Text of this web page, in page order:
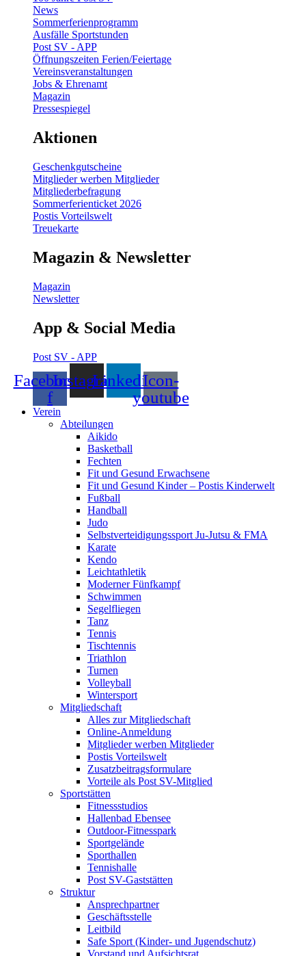
News
Sommerferienprogramm
Ausfälle Sportstunden
Post SV - APP
Öffnungszeiten Ferien/Feiertage
Vereinsveranstaltungen
Jobs & Ehrenamt
Magazin
Pressespiegel
Aktionen
Geschenkgutscheine
Mitglieder werben Mitglieder
Mitgliederbefragung
Sommerferienticket 2026
Postis Vorteilswelt
Treuekarte
Magazin & Newsletter
Magazin
Newsletter
App & Social Media
Post SV - APP
Facebook-
f
InstagramLinkedinIcon-
youtube
Verein
Abteilungen
Aikido
Basketball
Fechten
Fit und Gesund Erwachsene
Fit und Gesund Kinder – Postis Kinderwelt
Fußball
Handball
Judo
Selbstverteidigungssport Ju-Jutsu & FMA
Karate
Kendo
Leichtathletik
Moderner Fünfkampf
Schwimmen
Segelfliegen
Tanz
Tennis
Tischtennis
Triathlon
Turnen
Volleyball
Wintersport
Mitgliedschaft
Alles zur Mitgliedschaft
Online-Anmeldung
Mitglieder werben Mitglieder
Postis Vorteilswelt
Zusatzbeitragsformulare
Vorteile als Post SV-Mitglied
Sportstätten
Fitnessstudios
Hallenbad Ebensee
Outdoor-Fitnesspark
Sportgelände
Sporthallen
Tennishalle
Post SV-Gaststätten
Struktur
Ansprechpartner
Geschäftsstelle
Leitbild
Safe Sport (Kinder- und Jugendschutz)